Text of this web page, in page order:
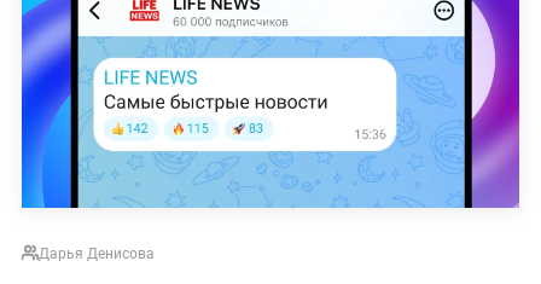
Дарья Денисова